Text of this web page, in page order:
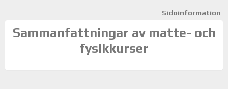
Sidoinformation
Sammanfattningar av matte- och
fysikkurser